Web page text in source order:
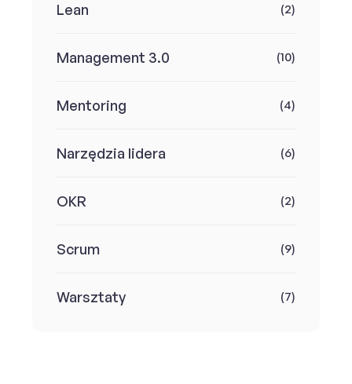
Lean (2)
Management 3.0 (10)
Mentoring (4)
Narzędzia lidera (6)
OKR (2)
Scrum (9)
Warsztaty (7)